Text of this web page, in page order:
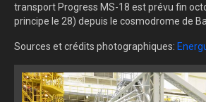
transport Progress MS-18 est prévu fin
principe le 28) depuis le cosmodrome de
Sources et crédits photographiques: